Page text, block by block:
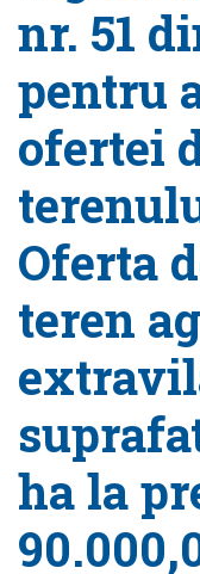
nr. 51
pentru
ofertei
Oferta
teren
ha la